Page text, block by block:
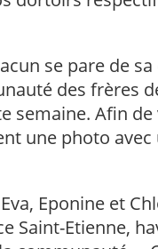
se pare de
des frères
semaine. Afin
une photo
Eponine et
Saint-Etienne,